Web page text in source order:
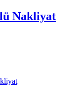
Nakliyat